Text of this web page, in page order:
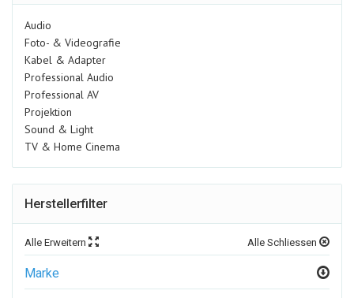
Audio
Foto- & Videografie
Kabel & Adapter
Professional Audio
Professional AV
Projektion
Sound & Light
TV & Home Cinema
Herstellerfilter
Alle Erweitern Alle Schliessen
Marke